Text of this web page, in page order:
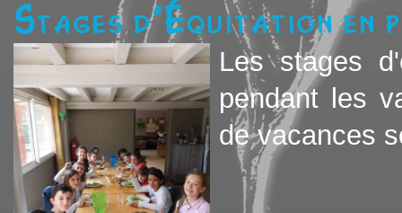
Stages d'équitation en
Les stages
pendant les
de vacances